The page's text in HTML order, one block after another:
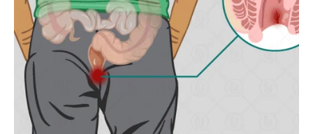
VRIJEME JE DA PRESTANETE
ŽIVJETI U STRAHU OD
BUDUĆNOSTI
Previše ste energije trošili brinući o stvarima koje još